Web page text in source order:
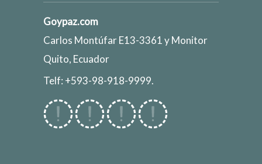
Goypaz.com
Carlos Montúfar E13-3361 y Monitor
Quito, Ecuador
Telf: +593-98-918-9999.